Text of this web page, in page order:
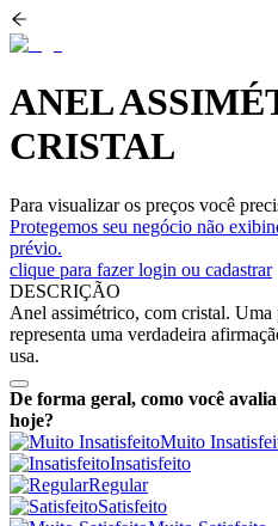
ANEL
CRISTAL
Para visualizar os preços você
Protegemos seu negócio não
prévio.
clique para fazer login ou cadastrar
DESCRIÇÃO
Anel assimétrico, com cristal. Uma
representa uma verdadeira
usa.
De forma geral, como você
hoje?
Muito
Insatisfeito
Regular
Satisfeito